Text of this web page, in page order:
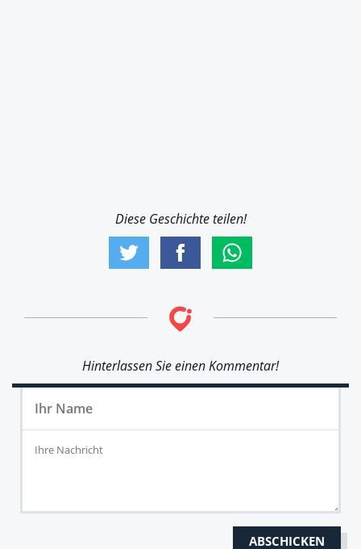
Diese Geschichte teilen!
Hinterlassen Sie einen Kommentar!